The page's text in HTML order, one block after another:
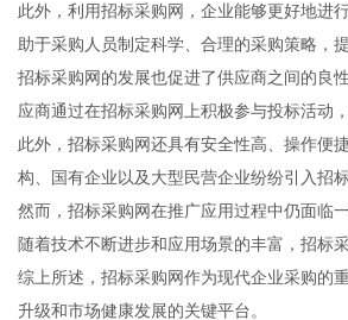
此外，利用招标采购网，企业能够更好地进
助于采购人员制定科学、合理的采购策略，
招标采购网的发展也促进了供应商之间的良
应商通过在招标采购网上积极参与投标活动
此外，招标采购网还具有安全性高、操作便
构、国有企业以及大型民营企业纷纷引入招
然而，招标采购网在推广应用过程中仍面临
随着技术不断进步和应用场景的丰富，招标
综上所述，招标采购网作为现代企业采购的
升级和市场健康发展的关键平台。